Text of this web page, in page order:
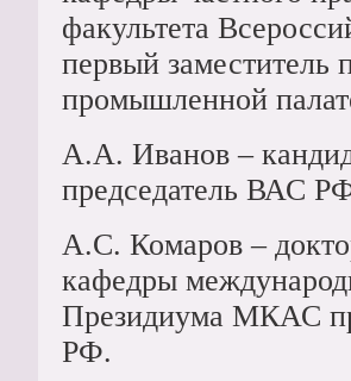
факультета
первый
промышленной
А.А. Иванов –
председатель ВАС
А.С. Комаров –
кафедры
Президиума МКАС
РФ.